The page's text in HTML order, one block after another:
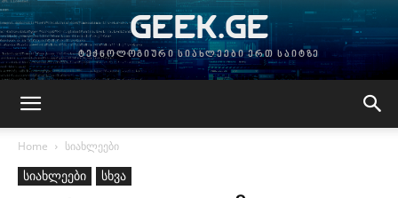
GEEK.GE
ტექნოლოგიური სიახლეები ერთ საიტზე
Home სიახლეები
სიახლეები სხვა